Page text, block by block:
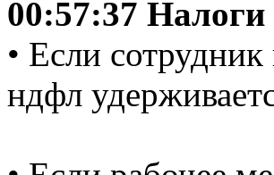
00:57:37
• Если
ндфл